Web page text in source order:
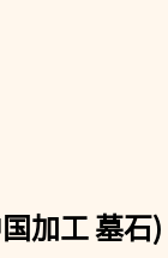
加工 墓石)